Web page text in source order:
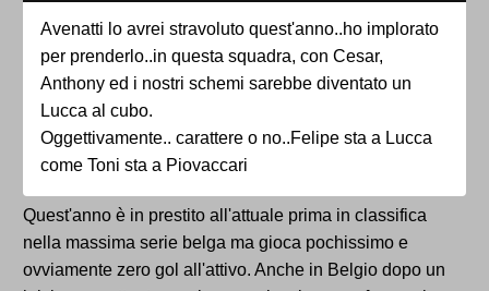
Avenatti lo avrei stravoluto quest'anno..ho implorato
per prenderlo..in questa squadra, con Cesar,
Anthony ed i nostri schemi sarebbe diventato un
Lucca al cubo.
Oggettivamente.. carattere o no..Felipe sta a Lucca
come Toni sta a Piovaccari
Quest'anno è in prestito all'attuale prima in classifica
nella massima serie belga ma gioca pochissimo e
ovviamente zero gol all'attivo. Anche in Belgio dopo un